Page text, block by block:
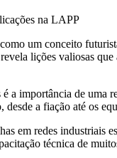
na LAPP
um conceito
lições valiosas
a importância de uma
desde a fiação até os
em redes industriais
técnica de